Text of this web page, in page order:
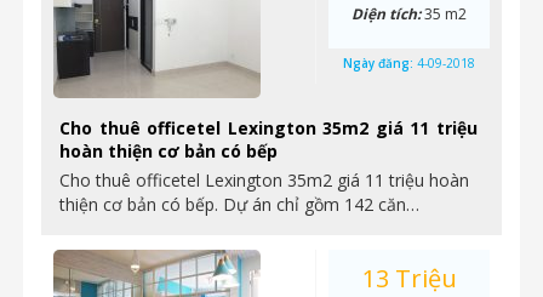
Cho thuê officetel Lexington 35m2 giá 11 triệu
hoàn thiện cơ bản có bếp
Cho thuê officetel Lexington 35m2 giá 11 triệu hoàn
thiện cơ bản có bếp. Dự án chỉ gồm 142 căn…
Diện tích:35 m2
Ngày đăng: 4-09-2018
13 Triệu